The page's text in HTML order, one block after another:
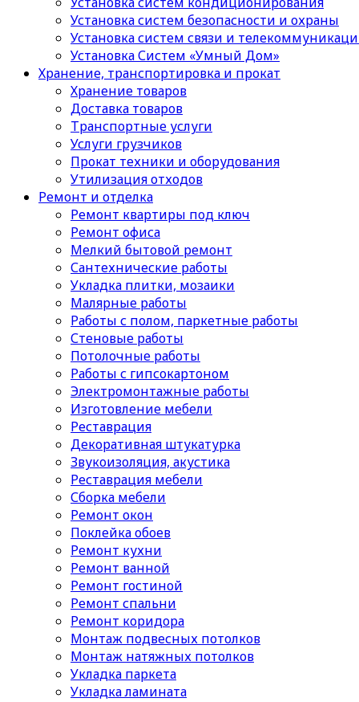
Установка систем безопасности и охраны
Установка систем связи и
Установка Систем «Умный Дом»
Хранение, транспортировка и прокат
Хранение товаров
Доставка товаров
Транспортные услуги
Услуги грузчиков
Прокат техники и оборудования
Утилизация отходов
Ремонт и отделка
Ремонт квартиры под ключ
Ремонт офиса
Мелкий бытовой ремонт
Сантехнические работы
Укладка плитки, мозаики
Малярные работы
Работы с полом, паркетные работы
Стеновые работы
Потолочные работы
Работы с гипсокартоном
Электромонтажные работы
Изготовление мебели
Реставрация
Декоративная штукатурка
Звукоизоляция, акустика
Реставрация мебели
Сборка мебели
Ремонт окон
Поклейка обоев
Ремонт кухни
Ремонт ванной
Ремонт гостиной
Ремонт спальни
Ремонт коридора
Монтаж подвесных потолков
Монтаж натяжных потолков
Укладка паркета
Укладка ламината